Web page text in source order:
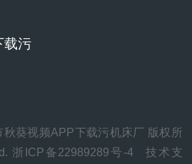
载污
葵视频APP下载污机床厂 版权所
浙ICP备22989289号-4技术支